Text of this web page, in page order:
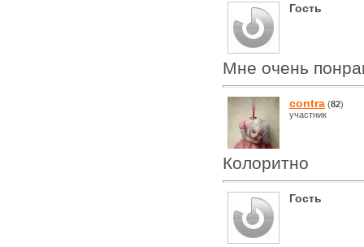
Гость
Мне очень
contra (82)
участник
Колоритно
Гость